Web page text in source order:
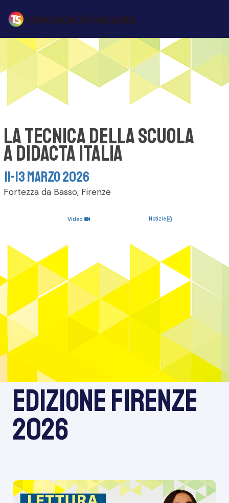
A DIDACTA ITALIA
LA TECNICA DELLA SCUOLA
11-13 MARZO 2026
Fortezza da Basso, Firenze
Video Notizie
EDIZIONE firenze
2026